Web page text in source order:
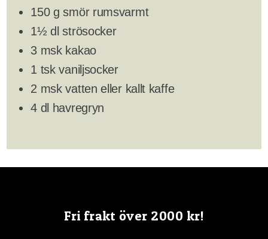
150 g smör rumsvarmt
1½ dl strösocker
3 msk kakao
1 tsk vaniljsocker
2 msk vatten eller kallt kaffe
4 dl havregryn
Fri frakt över 2000 kr!